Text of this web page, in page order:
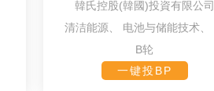
韓氏控股(韓國)投資有限公司
清洁能源、 电池与储能技术、
可再生能源、
B轮
一键投BP